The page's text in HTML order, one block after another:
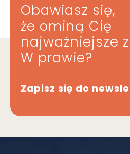
Obawiasz się,
że ominą Cię
najważniejsze
W prawie?
Zapisz się do